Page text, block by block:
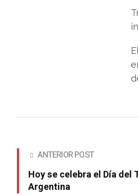
ANTERIOR POST
Hoy se celebra el Día
Argentina